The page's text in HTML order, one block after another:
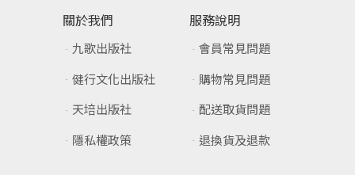
關於我們
九歌出版社
健行文化出版社
天培出版社
隱私權政策
服務說明
會員常見問題
購物常見問題
配送取貨問題
退換貨及退款